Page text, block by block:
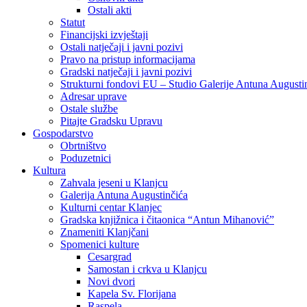
Ostali akti
Statut
Financijski izvještaji
Ostali natječaji i javni pozivi
Pravo na pristup informacijama
Gradski natječaji i javni pozivi
Strukturni fondovi EU – Studio Galerije Antuna
Adresar uprave
Ostale službe
Pitajte Gradsku Upravu
Gospodarstvo
Obrtništvo
Poduzetnici
Kultura
Zahvala jeseni u Klanjcu
Galerija Antuna Augustinčića
Kulturni centar Klanjec
Gradska knjižnica i čitaonica “Antun Mihanović”
Znameniti Klanjčani
Spomenici kulture
Cesargrad
Samostan i crkva u Klanjcu
Novi dvori
Kapela Sv. Florijana